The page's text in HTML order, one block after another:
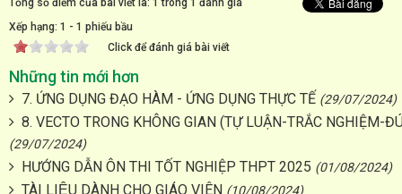
Tổng số điểm của bài viết là: 1 trong 1 đánh giá
Xếp hạng: 1 - 1 phiếu bầu
Click để đánh giá bài viết
Những tin mới hơn
7. ỨNG DỤNG ĐẠO HÀM - ỨNG DỤNG THỰC TẾ (29/07/2024)
8. VECTO TRONG KHÔNG GIAN (TỰ LUẬN-TRẮC NGHIỆM-
(29/07/2024)
HƯỚNG DẪN ÔN THI TỐT NGHIỆP THPT 2025 (01/08/2024)
TÀI LIỆU DÀNH CHO GIÁO VIÊN (10/08/2024)